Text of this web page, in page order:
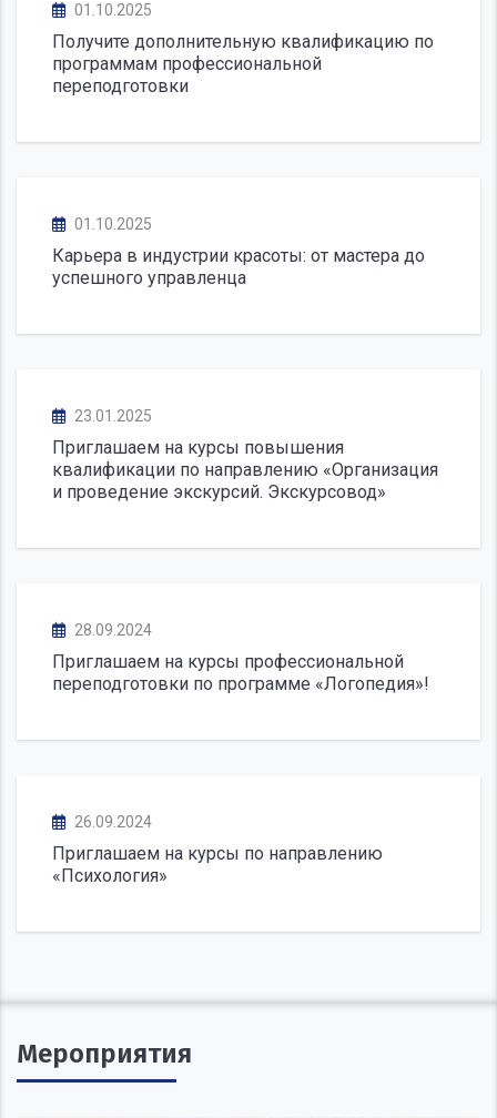
01.10.2025
Получите дополнительную квалификацию по
программам профессиональной
переподготовки
01.10.2025
Карьера в индустрии красоты: от мастера до
успешного управленца
23.01.2025
Приглашаем на курсы повышения
квалификации по направлению «Организация
и проведение экскурсий. Экскурсовод»
28.09.2024
Приглашаем на курсы профессиональной
переподготовки по программе «Логопедия»!
26.09.2024
Приглашаем на курсы по направлению
«Психология»
Мероприятия